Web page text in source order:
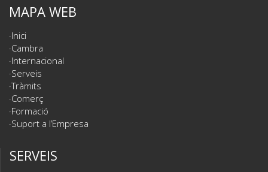
MAPA WEB
Inici
Cambra
Internacional
Serveis
Tràmits
Comerç
Formació
Suport a l’Empresa
SERVEIS